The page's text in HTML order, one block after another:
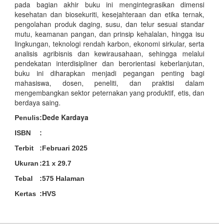
pada bagian akhir buku ini mengintegrasikan dimensi
kesehatan dan biosekuriti, kesejahteraan dan etika ternak,
pengolahan produk daging, susu, dan telur sesuai standar
mutu, keamanan pangan, dan prinsip kehalalan, hingga isu
lingkungan, teknologi rendah karbon, ekonomi sirkular, serta
analisis agribisnis dan kewirausahaan, sehingga melalui
pendekatan interdisipliner dan berorientasi keberlanjutan,
buku ini diharapkan menjadi pegangan penting bagi
mahasiswa, dosen, peneliti, dan praktisi dalam
mengembangkan sektor peternakan yang produktif, etis, dan
berdaya saing.
Penulis:Dede Kardaya
ISBN
:
Terbit
:Februari 2025
Ukuran :21 x 29.7
Tebal
:575 Halaman
Kertas :HVS